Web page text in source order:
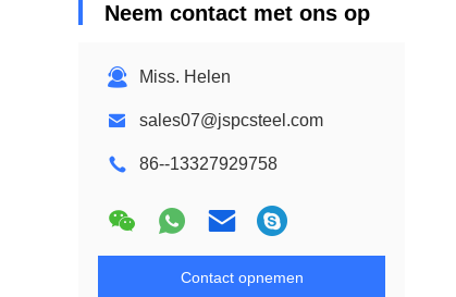
Neem contact met ons op
Miss. Helen
sales07@jspcsteel.com
86--13327929758
Contact opnemen